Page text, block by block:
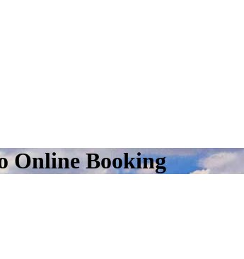
Online Booking